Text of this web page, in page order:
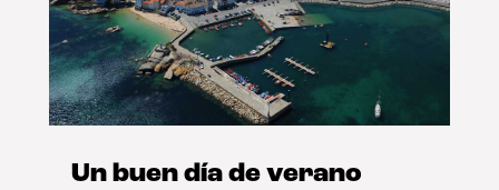
Un buen día de verano